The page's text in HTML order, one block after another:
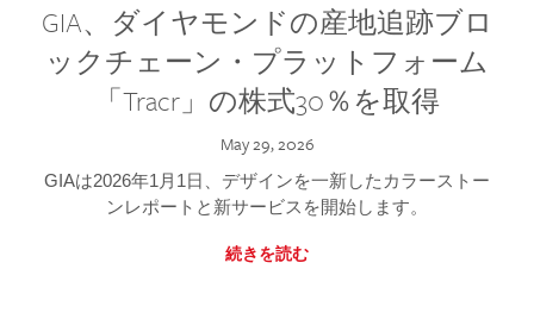
GIA、ダイヤモンドの産地追跡ブロ
ックチェーン・プラットフォーム
「Tracr」の株式30％を取得
May 29, 2026
GIAは2026年1月1日、デザインを一新したカラーストー
ンレポートと新サービスを開始します。
続きを読む